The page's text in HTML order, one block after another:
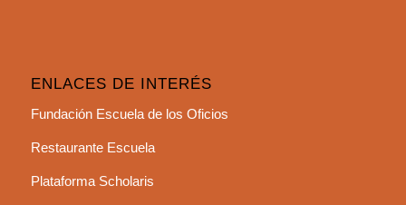
ENLACES DE INTERÉS
Fundación Escuela de los Oficios
Restaurante Escuela
Plataforma Scholaris